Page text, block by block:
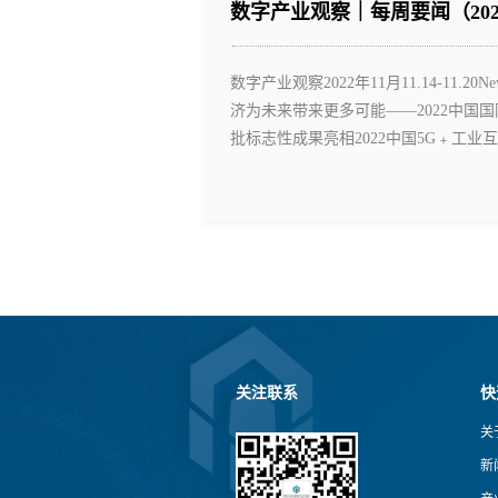
数字产业观察｜每周要闻（
数字产业观察2022年11月11.14-
济为未来带来更多可能——2022中国国
批标志性成果亮相2022中国5G﹢工业
关注联系
关
新